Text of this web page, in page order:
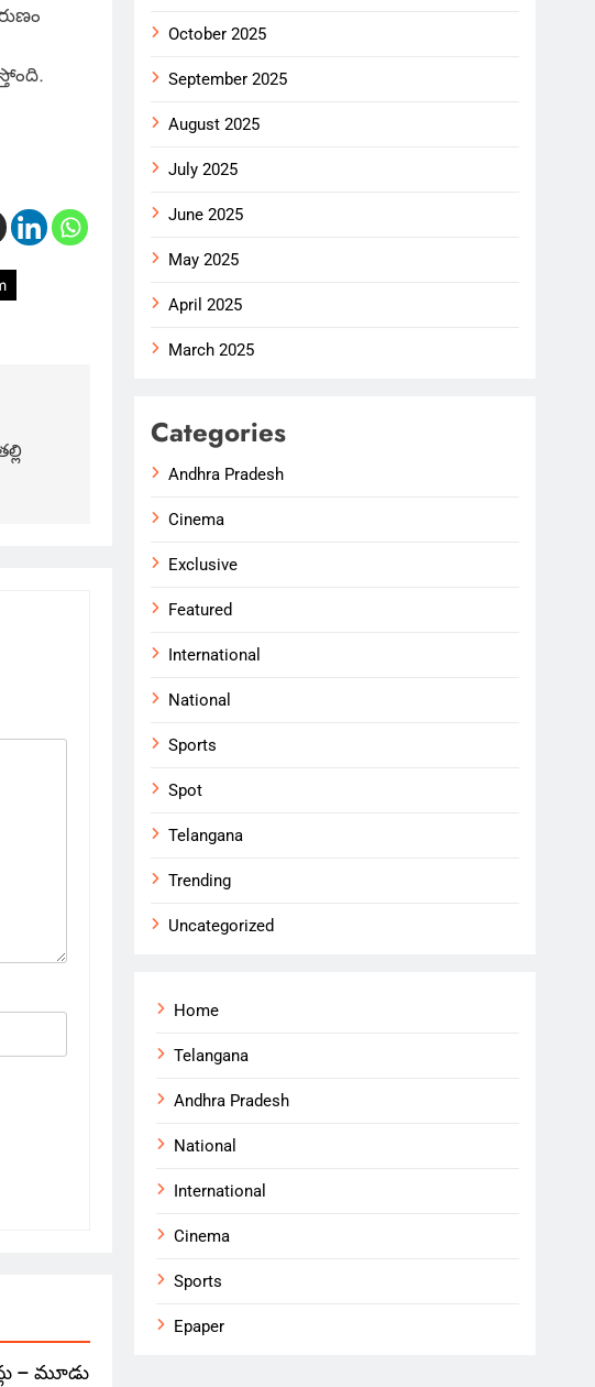
– మూడు
October 2025
September 2025
August 2025
July 2025
June 2025
May 2025
April 2025
March 2025
Categories
Andhra Pradesh
Cinema
Exclusive
Featured
International
National
Sports
Spot
Telangana
Trending
Uncategorized
Home
Telangana
Andhra Pradesh
National
International
Cinema
Sports
Epaper